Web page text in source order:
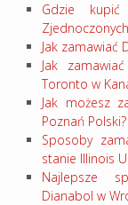
Gdzie
Zjednoczonych
Jak zamawiać
Jak
Toronto w
Jak możesz
Poznań Polski?
Sposoby
stanie Illinois
Najlepsze
Dianabol w